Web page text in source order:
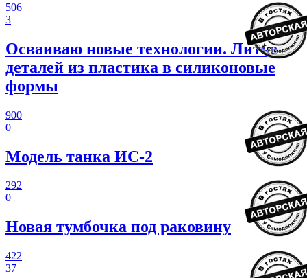
506
3
Осваиваю новые технологии. Литье
деталей из пластика в силиконовые
формы
900
0
Модель танка ИС-2
292
0
Новая тумбочка под раковину
422
37